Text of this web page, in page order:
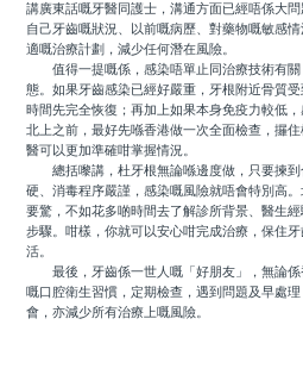
講廣東話嘅牙醫同護士，溝通方面已經唔係大
自己牙齒嘅狀況、以前嘅病歷、對藥物嘅敏感
適嘅治療計劃，減少任何潛在風險。
值得一提嘅係，感染唔單止同治療技術有關
態。如果牙齒感染已經好嚴重，牙根附近骨質
時間先完全恢復；再加上如果本身免疫力較低
北上之前，最好先喺香港做一次全面檢查，攞
醫可以更加準確咁掌握情況。
總括嚟講，杜牙根無論喺邊度做，只要揀到
硬、消毒程序嚴謹，感染嘅風險就唔會特別高
要驚，不如花多啲時間去了解診所背景、醫生
步驟。咁樣，你就可以安心咁完成治療，保住
活。
最後，牙齒係一世人嘅「好朋友」，無論係
嘅口腔衛生習慣，定期檢查，遇到問題及早處
會，亦減少所有治療上嘅風險。